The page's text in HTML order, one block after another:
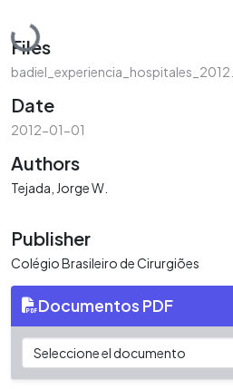
Loading...
Files
Date
2012-01-01
Authors
Tejada, Jorge W.
Publisher
Colégio Brasileiro de Cirurgiões
Documentos PDF